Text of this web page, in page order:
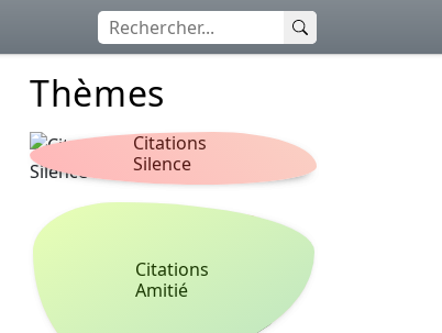
Thèmes
Citations
Silence
Citations
Amitié